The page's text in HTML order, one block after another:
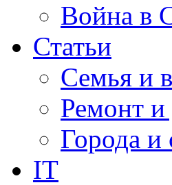
Война в
Статьи
Семья и
Ремонт и
Города и
IT